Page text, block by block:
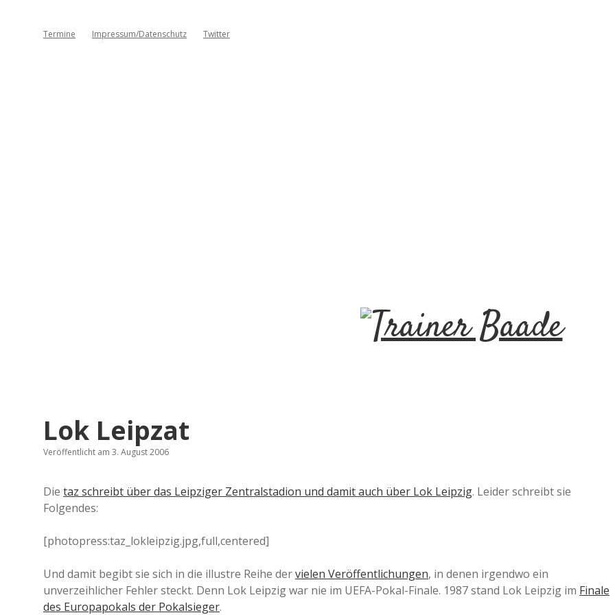
Termine Impressum/Datenschutz Twitter
T
n
r
Lok Leipzat
Veröffentlicht am 3. August 2006
Die taz schreibt über das Leipziger Zentralstadion und damit auch über Lok Leipzig. Leider schreibt sie
Folgendes:
[photopress:taz_lokleipzig.jpg,full,centered]
Und damit begibt sie sich in die illustre Reihe dervielen Veröffentlichungen, in denen irgendwo ein
unverzeihlicher Fehler steckt. Denn Lok Leipzig war nie im UEFA-Pokal-Finale. 1987 stand Lok Leipzig im Finale
des Europapokals der Pokalsieger.